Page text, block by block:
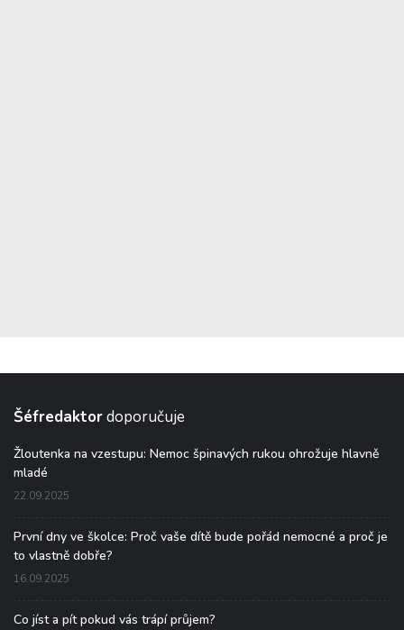
Šéfredaktordoporučuje
Žloutenka na vzestupu: Nemoc špinavých rukou ohrožuje hlavně
mladé
22.09.2025
První dny ve školce: Proč vaše dítě bude pořád nemocné a proč je
to vlastně dobře?
16.09.2025
Co jíst a pít pokud vás trápí průjem?